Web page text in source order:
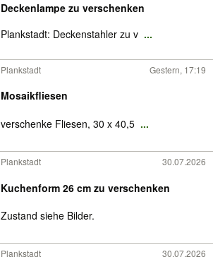
Deckenlampe zu verschenken
Plankstadt: Deckenstahler zu v ...
Plankstadt Gestern, 17:19
Mosaikfliesen
verschenke Fliesen, 30 x 40,5 ...
Plankstadt 30.07.2026
Kuchenform 26 cm zu verschenken
Zustand siehe Bilder.
Plankstadt 30.07.2026